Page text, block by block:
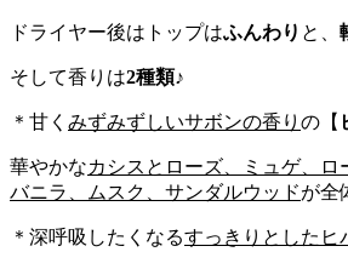
ドライヤー後はトップはふんわり と、
そして香りは2種類♪
＊甘く みずみずしいサボンの香り の【
華やかなカシスとローズ、ミュゲ、ロ
バニラ、ムスク、サンダルウッドが全
＊深呼吸したくなるすっきりとしたヒ